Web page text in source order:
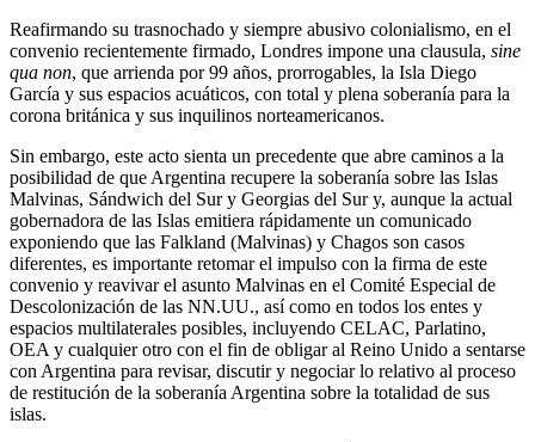
Reafirmando su trasnochado y siempre abusivo colonialismo, en el
convenio recientemente firmado, Londres impone una clausula, sine
qua non, que arrienda por 99 años, prorrogables, la Isla Diego
García y sus espacios acuáticos, con total y plena soberanía para la
corona británica y sus inquilinos norteamericanos.
Sin embargo, este acto sienta un precedente que abre caminos a la
posibilidad de que Argentina recupere la soberanía sobre las Islas
Malvinas, Sándwich del Sur y Georgias del Sur y, aunque la actual
gobernadora de las Islas emitiera rápidamente un comunicado
exponiendo que las Falkland (Malvinas) y Chagos son casos
diferentes, es importante retomar el impulso con la firma de este
convenio y reavivar el asunto Malvinas en el Comité Especial de
Descolonización de las NN.UU., así como en todos los entes y
espacios multilaterales posibles, incluyendo CELAC, Parlatino,
OEA y cualquier otro con el fin de obligar al Reino Unido a sentarse
con Argentina para revisar, discutir y negociar lo relativo al proceso
de restitución de la soberanía Argentina sobre la totalidad de sus
islas.